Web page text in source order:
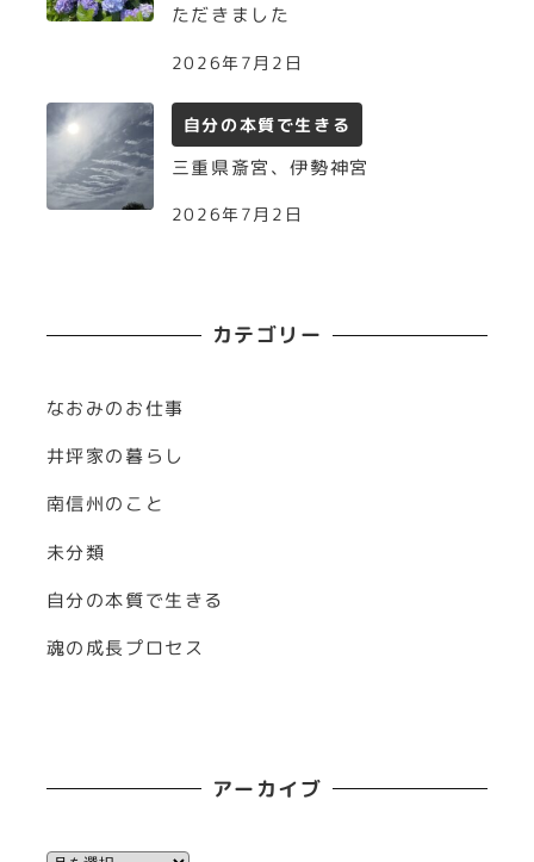
ただきました
2026年7月2日
自分の本質で生きる
三重県斎宮、伊勢神宮
2026年7月2日
カテゴリー
なおみのお仕事
井坪家の暮らし
南信州のこと
未分類
自分の本質で生きる
魂の成長プロセス
アーカイブ